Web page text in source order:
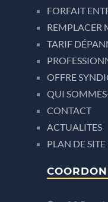
FORFAIT
REMPLACER
TARIF
OFFRE
QUI
CONTACT
ACTUALITES
PLAN DE SITE